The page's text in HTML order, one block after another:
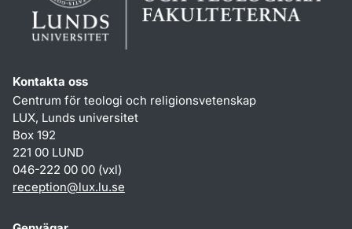
Kontakta oss
Centrum för teologi och religionsvetenskap
LUX, Lunds universitet
Box 192
221 00 LUND
046-222 00 00 (vxl)
reception@lux.lu.se